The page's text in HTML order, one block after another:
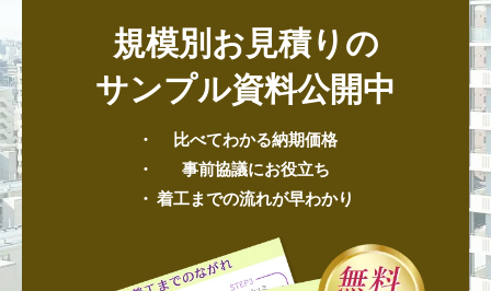
規模別お見積りの
サンプル資料公開中
比べてわかる納期価格
事前協議にお役立ち
着工までの流れが早わかり